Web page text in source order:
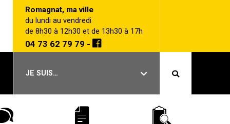
Romagnat, ma ville
du lundi au vendredi
de 8h30 à 12h30 et de 13h30 à 17h
04 73 62 79 79 -
JE SUIS…